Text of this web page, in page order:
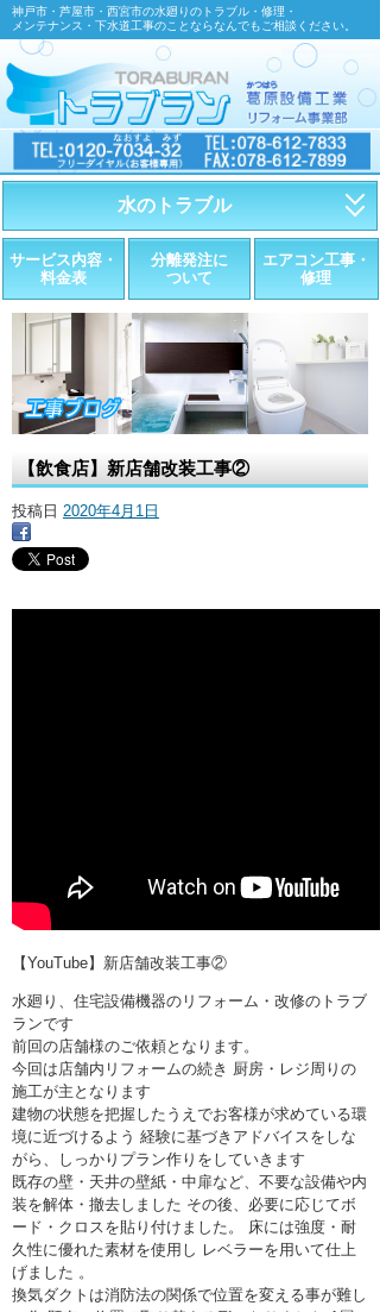
神戸市・芦屋市・西宮市の水廻りのトラブル・修理・
メンテナンス・下水道工事のことならなんでもご相談ください。
水のトラブル
・トイレが詰まったら
・トイレが漏れたら
・水道管が漏れたら
・排水が詰まったら
・水栓金具の取替え
・ここに水栓がほしい
サービス内容・
料金表
分離発注に
ついて
エアコン工事・
修理
【飲食店】新店舗改装工事②
投稿日 2020年4月1日
【YouTube】新店舗改装工事②
水廻り、住宅設備機器のリフォーム・改修のトラブ
ランです
前回の店舗様のご依頼となります。
今回は店舗内リフォームの続き 厨房・レジ周りの
施工が主となります
建物の状態を把握したうえでお客様が求めている環
境に近づけるよう 経験に基づきアドバイスをしな
がら、しっかりプラン作りをしていきます
既存の壁・天井の壁紙・中扉など、不要な設備や内
装を解体・撤去しました その後、必要に応じてボ
ード・クロスを貼り付けました。 床には強度・耐
久性に優れた素材を使用し レベラーを用いて仕上
げました 。
換気ダクトは消防法の関係で位置を変える事が難し